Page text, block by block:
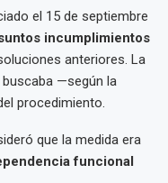
el 15 de septiembre
incumplimientos
anteriores. La
—según la
procedimiento.
que la medida era
funcional